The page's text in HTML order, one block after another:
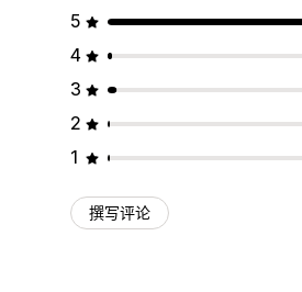
5
4
3
2
1
撰写评论